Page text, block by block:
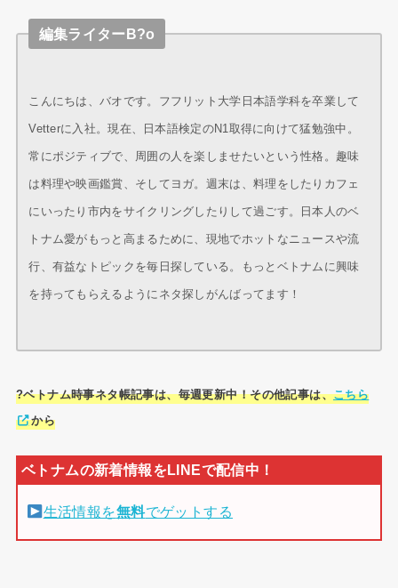
編集ライターB?o
こんにちは、バオです。フフリット大学日本語学科を卒業して
Vetterに入社。現在、日本語検定のN1取得に向けて猛勉強中。
常にポジティブで、周囲の人を楽しませたいという性格。趣味
は料理や映画鑑賞、そしてヨガ。週末は、料理をしたりカフェ
にいったり市内をサイクリングしたりして過ごす。日本人のベ
トナム愛がもっと高まるために、現地でホットなニュースや流
行、有益なトピックを毎日探している。もっとベトナムに興味
を持ってもらえるようにネタ探しがんばってます！
?ベトナム時事ネタ帳記事は、毎週更新中！その他記事は、こちら
から
生活情報を無料でゲットする